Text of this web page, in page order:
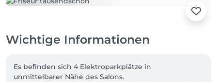
Wichtige Informationen
Es befinden sich 4 Elektroparkplätze in
unmittelbarer Nähe des Salons.